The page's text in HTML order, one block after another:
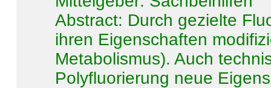
Abstract: Durch gezielte
ihren Eigenschaften
Metabolismus). Auch
Polyfluorierung neue